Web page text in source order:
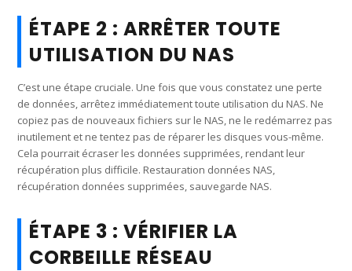
ÉTAPE 2 : ARRÊTER TOUTE
UTILISATION DU NAS
C’est une étape cruciale. Une fois que vous constatez une perte
de données, arrêtez immédiatement toute utilisation du NAS. Ne
copiez pas de nouveaux fichiers sur le NAS, ne le redémarrez pas
inutilement et ne tentez pas de réparer les disques vous-même.
Cela pourrait écraser les données supprimées, rendant leur
récupération plus difficile. Restauration données NAS,
récupération données supprimées, sauvegarde NAS.
ÉTAPE 3 : VÉRIFIER LA
CORBEILLE RÉSEAU